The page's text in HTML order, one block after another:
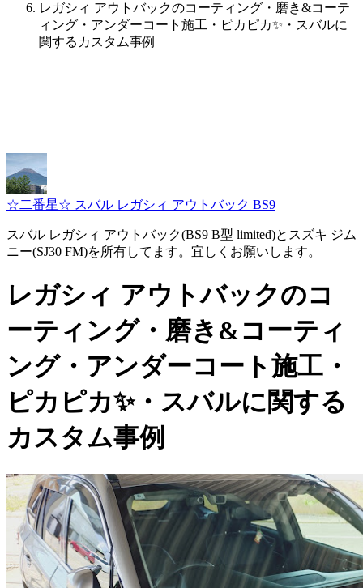
レガシィ アウトバックのコーティング・磨き&コーテ
ィング・アンダーコート施工・ピカピカ✨・スバルに
関するカスタム事例
☆二番星☆ スバル レガシィ アウトバック BS9
スバル レガシィ アウトバック(BS9 B型 limited)とスズキ ジム
ニー(SJ30 FM)を所有してます。宜しくお願いします。
レガシィ アウトバックのコ
ーティング・磨き&コーティ
ング・アンダーコート施工・
ピカピカ✨・スバルに関する
カスタム事例